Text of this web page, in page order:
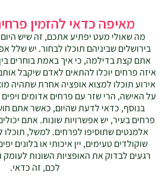
מאיפה כדאי להזמין
מה שאולי מעט יפתיע אתכם, זה שיש היום
בירושלים שביניהם תוכלו לבחור. יש שלל
אתם קצת בדילמה, כי איך באמת בוחרים
איזה פרחים יוכלו להתאים לאדם שיקבל
אירוע תוכלו למצוא אופציה אחרת שתהיה
על האישה, הרי שזר עם פרחים אדומים
בנוסף, כדאי לדעת שהיום, כאשר אתם
פרחים בעיר, יש אפשרויות שונות. אתם
אלמנטים שתוסיפו לפרחים. למשל, תוכלו
שוקולדים טעימים, יין איכותי או בלונים
רגעים לבדוק את האופציות השונות לעומק
לכם, זה כדאי.